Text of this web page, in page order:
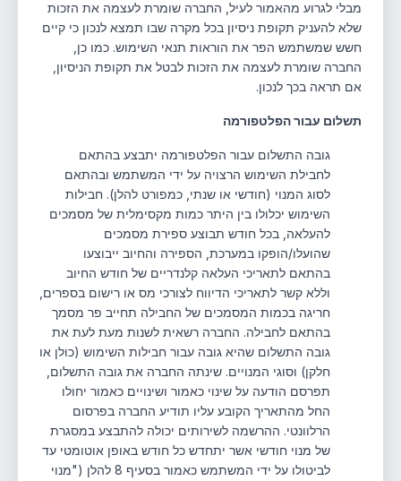
מבלי לגרוע מהאמור לעיל, החברה שומרת לעצמה את הזכות
שלא להעניק תקופת ניסיון בכל מקרה שבו תמצא לנכון כי קיים
חשש שמשתמש הפר את הוראות תנאי השימוש. כמו כן,
החברה שומרת לעצמה את הזכות לבטל את תקופת הניסיון,
אם תראה בכך לנכון.
תשלום עבור הפלטפורמה
גובה התשלום עבור הפלטפורמה יתבצע בהתאם
לחבילת השימוש הרצויה על ידי המשתמש ובהתאם
לסוג המנוי (חודשי או שנתי, כמפורט להלן). חבילות
השימוש יכלולו בין היתר כמות מקסימלית של מסמכים
להעלאה, בכל חודש תבוצע ספירת מסמכים
שהועלו/הופקו במערכת, הספירה והחיוב ייבוצעו
בהתאם לתאריכי העלאה קלנדריים של חודש החיוב
וללא קשר לתאריכי הדיווח לצורכי מס או רישום בספרים,
חריגה בכמות המסמכים של החבילה תחייב פר מסמך
בהתאם לחבילה. החברה רשאית לשנות מעת לעת את
גובה התשלום שהיא גובה עבור חבילות השימוש (כולן או
חלקן) וסוגי המנויים. שינתה החברה את גובה התשלום,
תפרסם הודעה על שינוי כאמור ושינויים כאמור יחולו
החל מהתאריך הקובע עליו תודיע החברה בפרסום
הרלוונטי. ההרשמה לשירותים יכולה להתבצע במסגרת
של מנוי חודשי אשר יתחדש כל חודש באופן אוטומטי עד
לביטולו על ידי המשתמש כאמור בסעיף ‏8 להלן ("מנוי